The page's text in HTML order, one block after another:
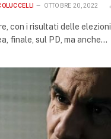
OTTOBRE 20, 2022
con i risultati delle
finale, sul PD, ma anche…